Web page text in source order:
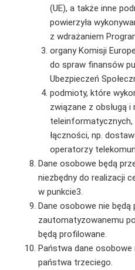
(UE), a także inne
powierzyła
z wdrażaniem
organy Komisji
do spraw finansów
Ubezpieczeń
podmioty, które
związane z obsługą
teleinformatycznych,
łączności, np.
operatorzy
Dane osobowe będą
niezbędny do realizacji
w punkcie3.
Dane osobowe nie będą
zautomatyzowanemu
będą profilowane.
Państwa dane osobowe
państwa trzeciego.